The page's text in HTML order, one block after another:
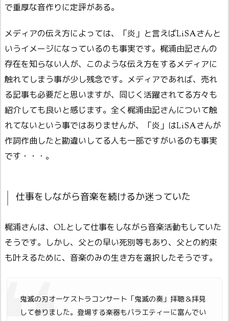
で重厚な音作りに定評がある。
メディアの伝え方によっては、「炎」と言えばLiSAさんと
いうイメージになっているのも事実です。梶浦由記さんの
存在を知らない人が、このような伝え方をするメディアに
触れてしまう事が少し残念です。メディアであれば、売れ
る記事も必要だと思いますが、同じく活躍されてる方々も
紹介しても良いと感じます。全く梶浦由記さんについて触
れてないという事ではありませんが、「炎」はLiSAさんが
作詞作曲したと勘違いしてる人も一部ですがいるのも事実
です・・・。
仕事をしながら音楽を続けるか迷っていた
梶浦さんは、OLとして仕事をしながら音楽活動もしていた
そうです。しかし、父との早い死別等もあり、父との約束
も叶えるために、音楽のみの生き方を選択したそうです。
鬼滅の刃オーケストラコンサート「鬼滅の奏」拝聴＆拝見
して参りました。登場する楽器もバラエティーに富んでい